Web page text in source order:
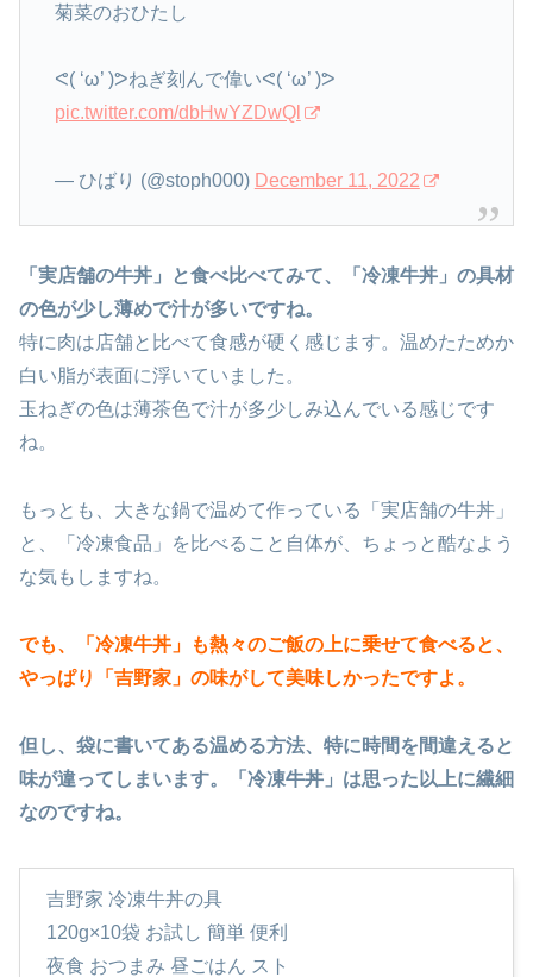
菊菜のおひたし
ᕙ( ‘ω’ )ᕗねぎ刻んで偉いᕙ( ‘ω’ )ᕗ
pic.twitter.com/dbHwYZDwQl
— ひばり (@stoph000) December 11, 2022
「実店舗の牛丼」と食べ比べてみて、「冷凍牛丼」の具材
の色が少し薄めで汁が多いですね。
特に肉は店舗と比べて食感が硬く感じます。温めたためか
白い脂が表面に浮いていました。
玉ねぎの色は薄茶色で汁が多少しみ込んでいる感じです
ね。
もっとも、大きな鍋で温めて作っている「実店舗の牛丼」
と、「冷凍食品」を比べること自体が、ちょっと酷なよう
な気もしますね。
でも、「冷凍牛丼」も熱々のご飯の上に乗せて食べると、
やっぱり「吉野家」の味がして美味しかったですよ。
但し、袋に書いてある温める方法、特に時間を間違えると
味が違ってしまいます。「冷凍牛丼」は思った以上に繊細
なのですね。
吉野家 冷凍牛丼の具
120g×10袋 お試し 簡単 便利
夜食 おつまみ 昼ごはん スト